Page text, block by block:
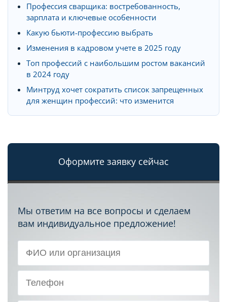
Профессия сварщика: востребованность,
зарплата и ключевые особенности
Какую бьюти-профессию выбрать
Изменения в кадровом учете в 2025 году
Топ профессий с наибольшим ростом вакансий
в 2024 году
Минтруд хочет сократить список запрещенных
для женщин профессий: что изменится
Оформите заявку сейчас
Мы ответим на все вопросы и сделаем
вам индивидуальное предложение!